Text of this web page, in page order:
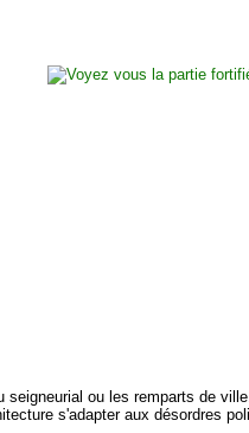
ou les remparts de
s'adapter aux désordres